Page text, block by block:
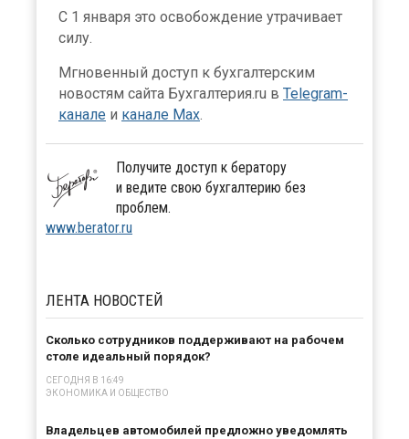
С 1 января это освобождение утрачивает
силу.
Мгновенный доступ к бухгалтерским
новостям сайта Бухгалтерия.ru в Telegram-
канале и канале Max.
Получите доступ к бератору
и ведите свою бухгалтерию без
проблем.
www.berator.ru
ЛЕНТА НОВОСТЕЙ
Сколько сотрудников поддерживают на рабочем
столе идеальный порядок?
СЕГОДНЯ В 16:49
ЭКОНОМИКА И ОБЩЕСТВО
Владельцев автомобилей предложно уведомлять